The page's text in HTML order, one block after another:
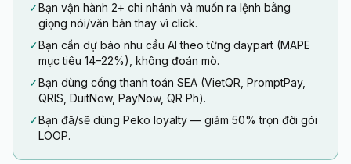
✓Bạn vận hành 2+ chi nhánh và muốn ra lệnh bằng
giọng nói/văn bản thay vì click.
✓Bạn cần dự báo nhu cầu AI theo từng daypart (MAPE
mục tiêu 14–22%), không đoán mò.
✓Bạn dùng cổng thanh toán SEA (VietQR, PromptPay,
QRIS, DuitNow, PayNow, QR Ph).
✓Bạn đã/sẽ dùng Peko loyalty — giảm 50% trọn đời gói
LOOP.